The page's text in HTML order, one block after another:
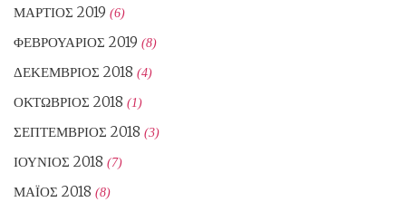
ΜΆΡΤΙΟΣ 2019 (6)
ΦΕΒΡΟΥΆΡΙΟΣ 2019 (8)
ΔΕΚΈΜΒΡΙΟΣ 2018 (4)
ΟΚΤΏΒΡΙΟΣ 2018 (1)
ΣΕΠΤΈΜΒΡΙΟΣ 2018 (3)
ΙΟΎΝΙΟΣ 2018 (7)
ΜΆΙΟΣ 2018 (8)